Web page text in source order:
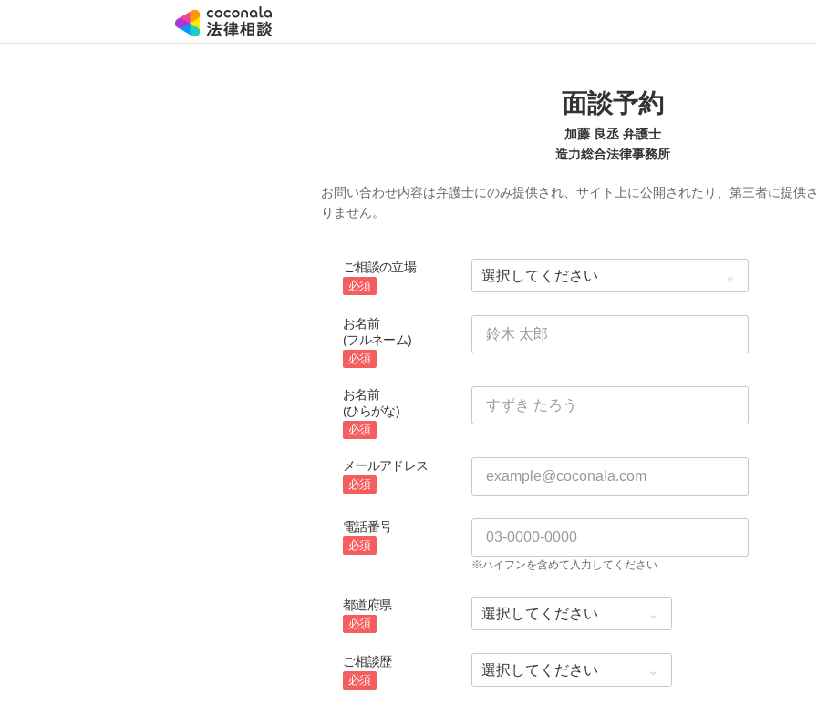
面談予約
加藤 良丞 弁護士
造力総合法律事務所
お問い合わせ内容は弁護士にのみ提供され、サイト上に公開されたり、第三者に提供
りません。
ご相談の立場
必須
お名前
(フルネーム)
必須
お名前
(ひらがな)
必須
メールアドレス
必須
電話番号
必須
※ハイフンを含めて入力してください
都道府県
必須
ご相談歴
必須